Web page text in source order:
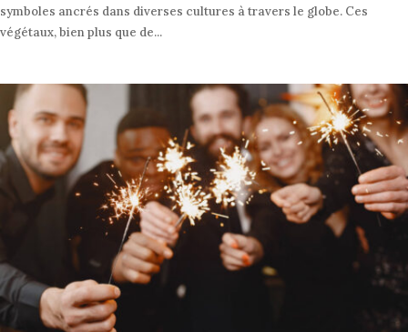
symboles ancrés dans diverses cultures à travers le globe. Ces
végétaux, bien plus que de...